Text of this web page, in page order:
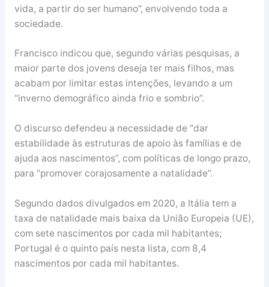
vida, a partir do ser humano”, envolvendo toda a
sociedade.
Francisco indicou que, segundo várias pesquisas, a
maior parte dos jovens deseja ter mais filhos, mas
acabam por limitar estas intenções, levando a um
“inverno demográfico ainda frio e sombrio”.
O discurso defendeu a necessidade de “dar
estabilidade às estruturas de apoio às famílias e de
ajuda aos nascimentos”, com políticas de longo prazo,
para “promover corajosamente a natalidade”.
Segundo dados divulgados em 2020, a Itália tem a
taxa de natalidade mais baixa da União Europeia (UE),
com sete nascimentos por cada mil habitantes;
Portugal é o quinto país nesta lista, com 8,4
nascimentos por cada mil habitantes.